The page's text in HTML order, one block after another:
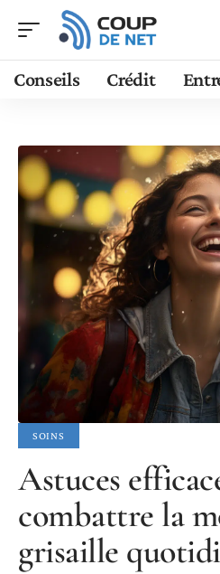
Conseils Crédit
SOINS
Astuces
combattre la
grisaille